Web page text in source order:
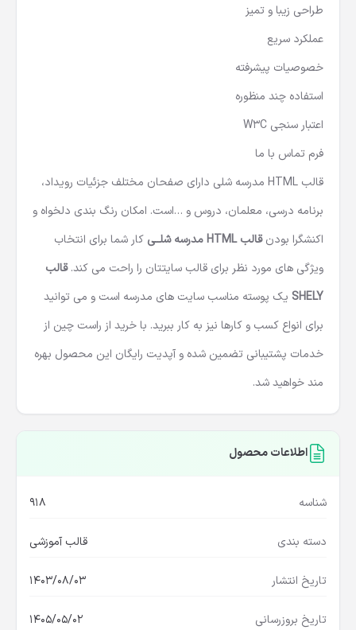
طراحی زیبا و تمیز
عملکرد سریع
خصوصیات پیشرفته
استفاده چند منظوره
اعتبار سنجی W3C
فرم تماس با ما
قالب HTML مدرسه شلی دارای صفحان مختلف جزئیات رویداد،
برنامه درسی، معلمان، دروس و …است. امکان رنگ بندی دلخواه و
اکنشگرا بودنقالب HTML مدرسه شلــی
کار شما برای انتخاب
ویژگی های مورد نظر برای قالب سایتتان را راحت می کند.قالب
SHELY یک پوسته مناسب سایت های مدرسه است و می توانید
برای انواع کسب و کارها نیز به کار ببرید. با خرید از راست چین از
خدمات پشتیبانی تضمین شده و آپدیت رایگان این محصول بهره
مند خواهید شد.
اطلاعات محصول
شناسه 918
دسته بندی قالب آموزشی
تاریخ انتشار 1403/08/03
تاریخ بروزرسانی 1405/05/02